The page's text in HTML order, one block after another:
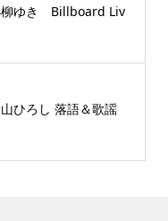
ゆき Billboard Liv
ろし 落語＆歌謡